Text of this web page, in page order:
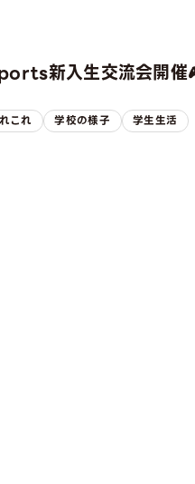
新入生交流会開催
これ 学校の様子 学生生活